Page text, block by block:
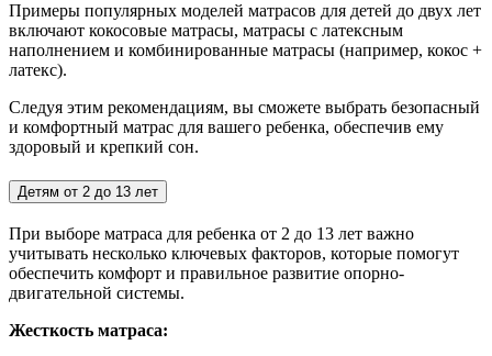
Примеры популярных моделей матрасов для детей до двух лет
включают кокосовые матрасы, матрасы с латексным
наполнением и комбинированные матрасы (например, кокос +
латекс).
Следуя этим рекомендациям, вы сможете выбрать безопасный
и комфортный матрас для вашего ребенка, обеспечив ему
здоровый и крепкий сон.
Детям от 2 до 13 лет
При выборе матраса для ребенка от 2 до 13 лет важно
учитывать несколько ключевых факторов, которые помогут
обеспечить комфорт и правильное развитие опорно-
двигательной системы.
Жесткость матраса: